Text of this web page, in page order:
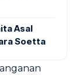
Asal
Soetta